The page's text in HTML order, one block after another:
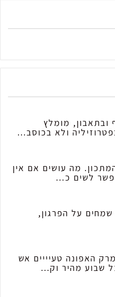
ובתאבון, מומלץ
ולא בכוסב...
מה עושים אם אין
לשים כ...
על הפרגון,
האפונה טעיייים אש
שבוע מהיר וק...